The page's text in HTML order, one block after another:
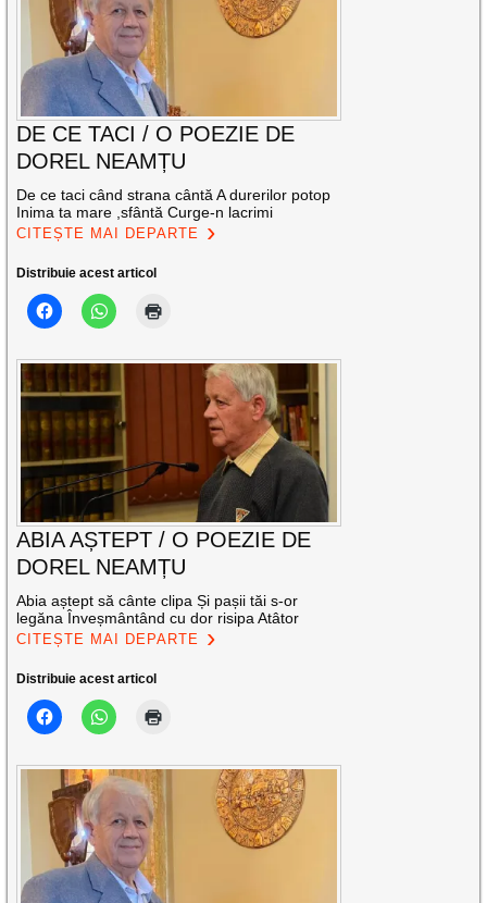
DE CE TACI / O POEZIE DE
DOREL NEAMȚU
De ce taci când strana cântă A durerilor potop
Inima ta mare ,sfântă Curge-n lacrimi
CITEȘTE MAI DEPARTE
Distribuie acest articol
ABIA AȘTEPT / O POEZIE DE
DOREL NEAMȚU
Abia aștept să cânte clipa Și pașii tăi s-or
legăna Înveșmântând cu dor risipa Atâtor
CITEȘTE MAI DEPARTE
Distribuie acest articol